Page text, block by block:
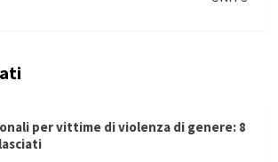
per vittime di violenza di genere: 8